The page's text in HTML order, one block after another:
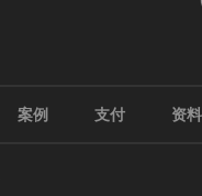
案例 支付 资料